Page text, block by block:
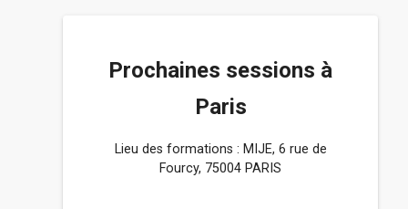
Prochaines sessions à
Paris
Lieu des formations : MIJE, 6 rue de
Fourcy, 75004 PARIS